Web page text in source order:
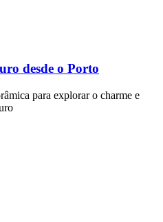
desde o Porto
para explorar o charme e